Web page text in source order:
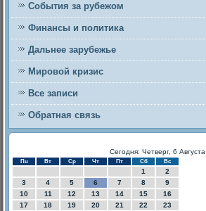
События за рубежом
Финансы и политика
Дальнее зарубежье
Мировой кризис
Все записи
Обратная связь
Сегодня: Четверг, 6 Августа
Пн Вт Ср Чт Пт Сб Вс
1
2
3
4 5 6 7 8
9
10
11 12 13 14 15
16
17
18 19 20 21 22
23